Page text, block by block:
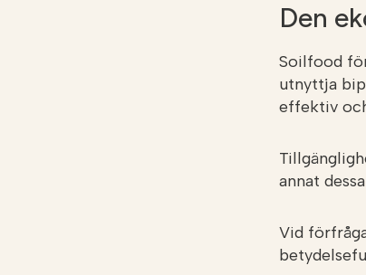
Den
Soilfood
utnyttja
effektiv
annat
Vid